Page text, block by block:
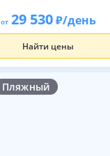
от 29 530 /день
Найти цены
Пляжный